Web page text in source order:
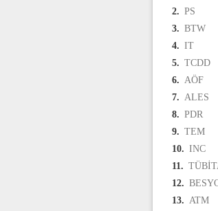
2. PS
3. BTW
4. IT
5. TCDD
6. AÖF
7. ALES
8. PDR
9. TEM
10. INC
11.
12.
13. ATM